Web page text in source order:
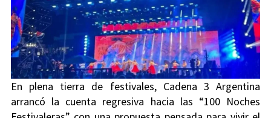
En plena tierra de festivales, Cadena 3 Argentina
arrancó la cuenta regresiva hacia las “100 Noches